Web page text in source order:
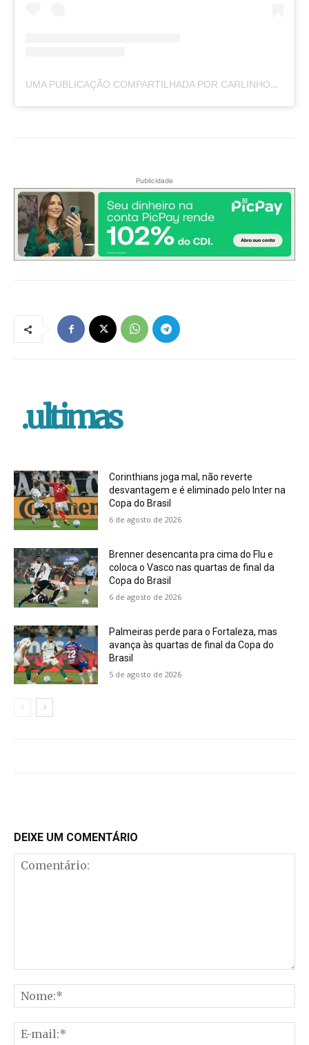
UMA PUBLICAÇÃO COMPARTILHADA POR CARLINHOS DO MANGÃO (@CARLINHOSMANGAO)
Publicidade
.ultimas
Corinthians joga mal, não reverte
desvantagem e é eliminado pelo Inter na
Copa do Brasil
6 de agosto de 2026
Brenner desencanta pra cima do Flu e
coloca o Vasco nas quartas de final da
Copa do Brasil
6 de agosto de 2026
Palmeiras perde para o Fortaleza, mas
avança às quartas de final da Copa do
Brasil
5 de agosto de 2026
DEIXE UM COMENTÁRIO